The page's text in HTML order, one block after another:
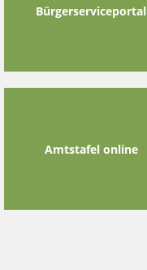
Bürgerserviceportal
Amtstafel online